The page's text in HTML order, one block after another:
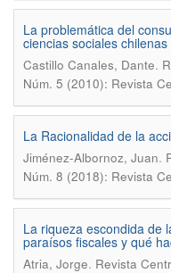
La problemática del
ciencias sociales chilenas
Castillo Canales, Dante.
Núm. 5 (2010): Revista
La Racionalidad de la
Jiménez-Albornoz, Juan.
Núm. 8 (2018): Revista
La riqueza escondida de
paraísos fiscales y qué
Atria, Jorge. Revista